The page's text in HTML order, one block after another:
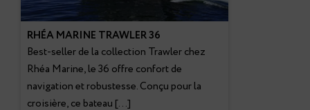
RHÉA MARINE TRAWLER 36
Best-seller de la collection Trawler chez
Rhéa Marine, le 36 offre confort de
navigation et robustesse. Conçu pour la
croisière, ce bateau […]